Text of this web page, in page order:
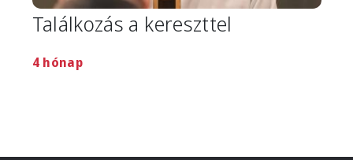
Találkozás a kereszttel
4 hónap